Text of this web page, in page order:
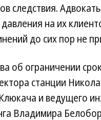
следствия.
на их
до сих пор не
об ограничении
станции
и ведущего
Владимира